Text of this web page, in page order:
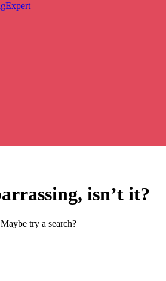
isn’t it?
try a search?